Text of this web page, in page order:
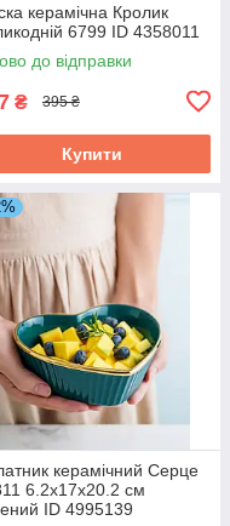
керамічна Кролик
6799 ID 4358011
до відправки
₴ 395 ₴
Купити
керамічний Серце
6.2х17х20.2 см
ID 4995139